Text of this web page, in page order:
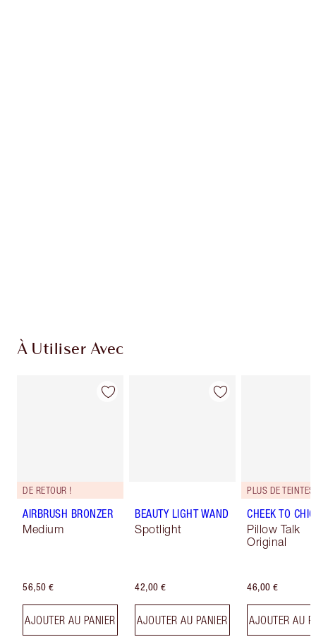
À Utiliser Avec
DE RETOUR !
AIRBRUSH BRONZER
Medium
56,50 €
AJOUTER AU PANIER
BEAUTY LIGHT WAND
Spotlight
42,00 €
AJOUTER AU PANIER
CHEEK TO CHIC
Pillow Talk
Original
46,00 €
AJOUTER AU